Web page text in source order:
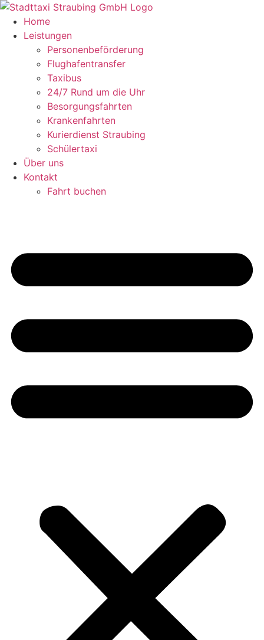
Zum
Inhalt
springen
Home
Leistungen
Personenbeförderung
Flughafentransfer
Taxibus
24/7 Rund um die Uhr
Besorgungsfahrten
Krankenfahrten
Kurierdienst Straubing
Schülertaxi
Über uns
Kontakt
Fahrt buchen